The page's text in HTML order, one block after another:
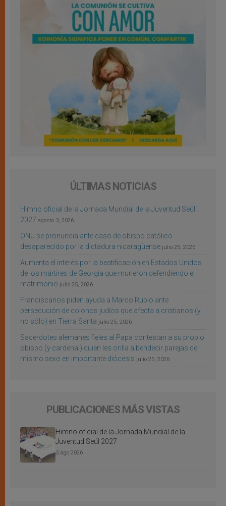
ÚLTIMAS NOTICIAS
Himno oficial de la Jornada Mundial de la Juventud Seúl
2027 agosto 3, 2026
ONU se pronuncia ante caso de obispo católico
desaparecido por la dictadura nicaragüense julio 25, 2026
Aumenta el interés por la beatificación en Estados Unidos
de los mártires de Georgia que murieron defendiendo el
matrimonio julio 25, 2026
Franciscanos piden ayuda a Marco Rubio ante
persecución de colonos judíos que afecta a cristianos (y
no sólo) en Tierra Santa julio 25, 2026
Sacerdotes alemanes fieles al Papa contestan a su propio
obispo (y cardenal) quien les orilla a bendecir parejas del
mismo sexo en importante diócesis julio 25, 2026
PUBLICACIONES MÁS VISTAS
Himno oficial de la Jornada Mundial de la
Juventud Seúl 2027
3 Ago 2026